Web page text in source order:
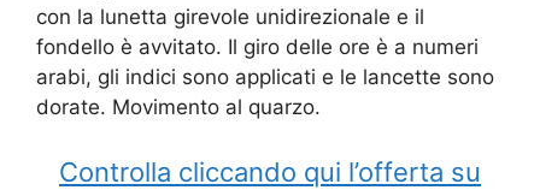
con la lunetta girevole unidirezionale e il
fondello è avvitato. Il giro delle ore è a numeri
arabi, gli indici sono applicati e le lancette sono
dorate. Movimento al quarzo.
Controlla cliccando qui l’offerta su